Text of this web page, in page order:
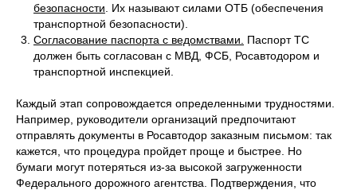
безопасности . Их называют силами ОТБ (обеспечения
транспортной безопасности).
Согласование паспорта с ведомствами.
Паспорт ТС
должен быть согласован с МВД, ФСБ, Росавтодором и
транспортной инспекцией.
Каждый этап сопровождается определенными трудностями.
Например, руководители организаций предпочитают
отправлять документы в Росавтодор заказным письмом: так
кажется, что процедура пройдет проще и быстрее. Но
бумаги могут потеряться из-за высокой загруженности
Федерального дорожного агентства. Подтверждения, что